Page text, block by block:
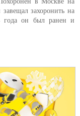
захоронить на
года он был ранен и